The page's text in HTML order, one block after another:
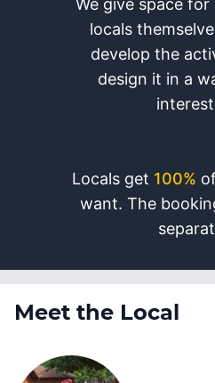
We give space for
locals
develop the
design it in a
Locals get 100%
want. The
Meet the Local